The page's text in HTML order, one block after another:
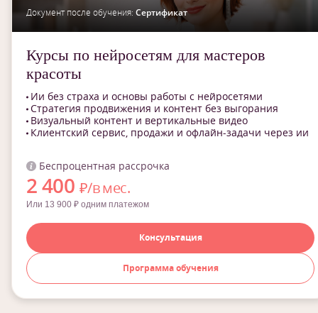
Документ после обучения: Сертификат
Курсы по нейросетям для мастеров
красоты
Ии без страха и основы работы с нейросетями
Стратегия продвижения и контент без выгорания
Визуальный контент и вертикальные видео
Клиентский сервис, продажи и офлайн-задачи через ии
Беспроцентная рассрочка
2 400 ₽/в мес.
Или 13 900 ₽ одним платежом
Консультация
Программа обучения